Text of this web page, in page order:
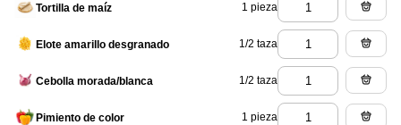
Tortilla de maíz 1 pieza
Elote amarillo desgranado 1/2 taza
Cebolla morada/blanca 1/2 taza
Pimiento de color 1 pieza